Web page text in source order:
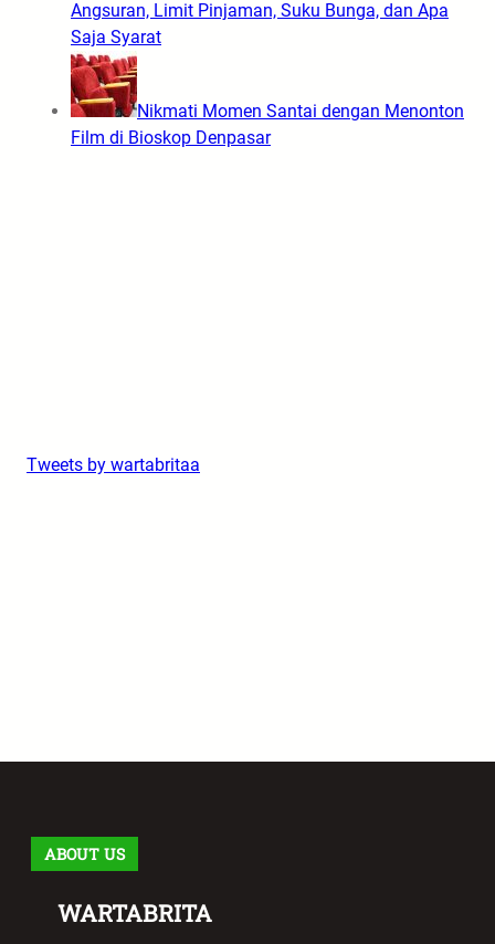
Angsuran, Limit Pinjaman, Suku Bunga, dan Apa
Saja Syarat
Nikmati Momen Santai dengan Menonton
Film di Bioskop Denpasar
Tweets by wartabritaa
ABOUT US
WARTABRITA